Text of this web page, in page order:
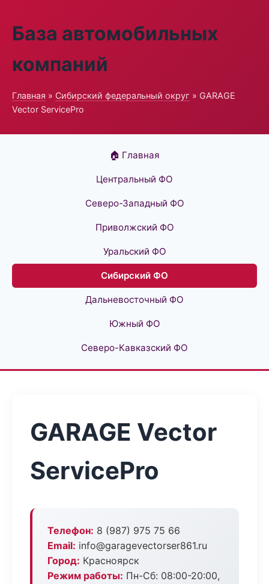
База автомобильных
компаний
Главная » Сибирский федеральный округ » GARAGE
Vector ServicePro
🏠 Главная
Центральный ФО
Северо-Западный ФО
Приволжский ФО
Уральский ФО
Сибирский ФО
Дальневосточный ФО
Южный ФО
Северо-Кавказский ФО
GARAGE Vector
ServicePro
Телефон: 8 (987) 975 75 66
Email: info@garagevectorser861.ru
Город: Красноярск
Режим работы: Пн-Сб: 08:00-20:00,